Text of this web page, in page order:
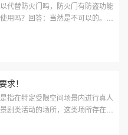
代替防火门吗，防火门有防盗功能
用吗？回答：当然是不可以的。
求！
指在特定受限空间场景内进行真人
剧类活动的场所，这类场所存在较